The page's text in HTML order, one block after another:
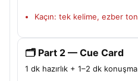
Kaçın: tek kelime, ezber ton
🗂️ Part 2 — Cue Card
1 dk hazırlık + 1–2 dk konuşma